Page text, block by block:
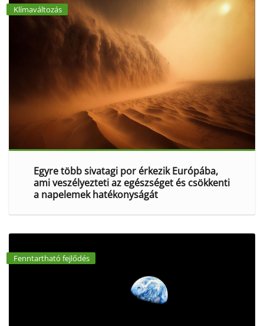
Klímaváltozás
Egyre több sivatagi por érkezik Európába,
ami veszélyezteti az egészséget és csökkenti
a napelemek hatékonyságát
Fenntartható fejlődés